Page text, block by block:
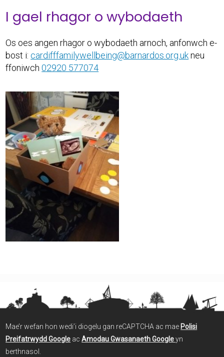
I gael rhagor o wybodaeth
Os oes angen rhagor o wybodaeth arnoch, anfonwch e-
bost i: cardifffamilywellbeing@barnardos.org.ukneu
ffoniwch02920 577074
Mae’r wefan hon wedi’i diogelu gan reCAPTCHA ac mae Polisi
Preifatrwydd Google acAmodau Gwasanaeth Googleyn
berthnasol.